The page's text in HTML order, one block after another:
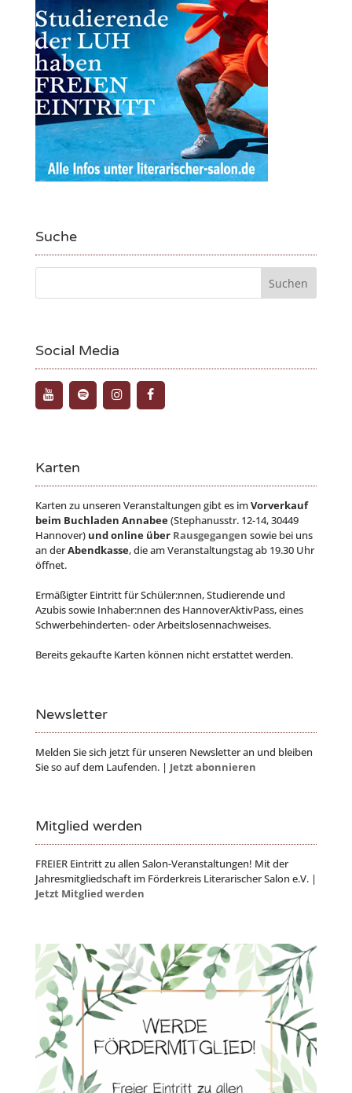
Suche
Social Media
Karten
Karten zu unseren Veranstaltungen gibt es imVorverkauf
beim Buchladen Annabee(Stephanusstr. 12-14, 30449
Hannover) und online über Rausgegangen sowie bei uns
an derAbendkasse, die am Veranstaltungstag ab 19.30 Uhr
öffnet.
Ermäßigter Eintritt für Schüler:nnen, Studierende und
Azubis sowie Inhaber:nnen des HannoverAktivPass, eines
Schwerbehinderten- oder Arbeitslosennachweises.
Bereits gekaufte Karten können nicht erstattet werden.
Newsletter
Melden Sie sich jetzt für unseren Newsletter an und bleiben
Sie so auf dem Laufenden. | Jetzt abonnieren
Mitglied werden
FREIER Eintritt zu allen Salon-Veranstaltungen! Mit der
Jahresmitgliedschaft im Förderkreis Literarischer Salon e.V. |
Jetzt Mitglied werden